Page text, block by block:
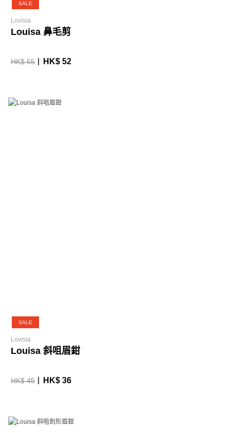
SALE
Lovisia
Louisa 鼻毛剪
HK$ 65 HK$ 52
SALE
Lovisia
Louisa 斜咀眉鉗
HK$ 45 HK$ 36